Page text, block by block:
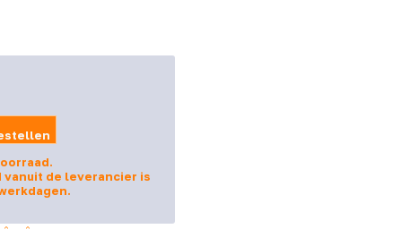
vanuit de leverancier is